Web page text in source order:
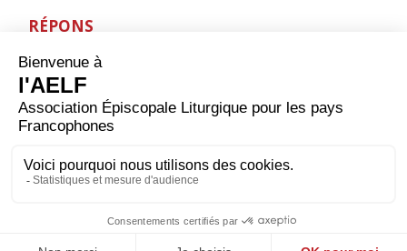
RÉPONS
ne repousse pas, mon Dieu, un cœur brisé, broyé.
ORAISON
Dieu qui as réconcilié avec toi toute l'humanité en lui
chrétien, pour qu'il se hâte avec amour au-devant des
fêtes pascales qui approchent.